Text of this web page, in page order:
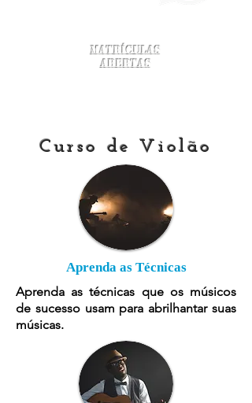
Matrículas
Abertas
Curso de Violão
Aprenda as Técnicas
Aprenda as técnicas que os músicos
de sucesso usam para abrilhantar suas
músicas.